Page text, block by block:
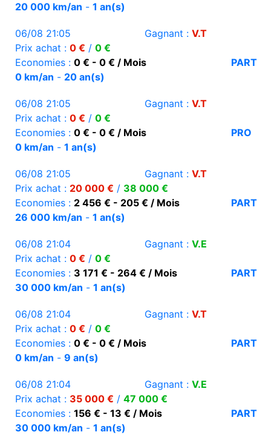
20 000 km/an - 1 an(s)
06/08 21:05 Gagnant : V.T
Prix achat : 0 € / 0 €
Economies : 0 € - 0 € / Mois
PART
0 km/an - 20 an(s)
06/08 21:05 Gagnant : V.T
Prix achat : 0 € / 0 €
Economies : 0 € - 0 € / Mois
PRO
0 km/an - 1 an(s)
06/08 21:05 Gagnant : V.T
Prix achat : 20 000 € / 38 000 €
Economies : 2 456 € - 205 € / Mois
PART
26 000 km/an - 1 an(s)
06/08 21:04 Gagnant : V.E
Prix achat : 0 € / 0 €
Economies : 3 171 € - 264 € / Mois
PART
30 000 km/an - 1 an(s)
06/08 21:04 Gagnant : V.T
Prix achat : 0 € / 0 €
Economies : 0 € - 0 € / Mois
PART
0 km/an - 9 an(s)
06/08 21:04 Gagnant : V.E
Prix achat : 35 000 € / 47 000 €
Economies : 156 € - 13 € / Mois
PART
30 000 km/an - 1 an(s)